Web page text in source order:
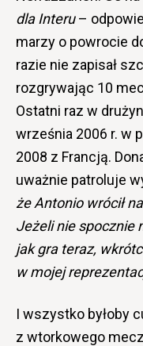
dla Interu–
marzy o powrocie
razie nie zapisał
rozgrywając 10
Ostatni raz w
września 2006 r. w
2008 z Francją.
uważnie patroluje
że Antonio wrócił
Jeżeli nie spocznie
jak gra teraz,
w mojej
I wszystko byłoby
z wtorkowego